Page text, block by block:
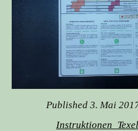
Published 3. Mai